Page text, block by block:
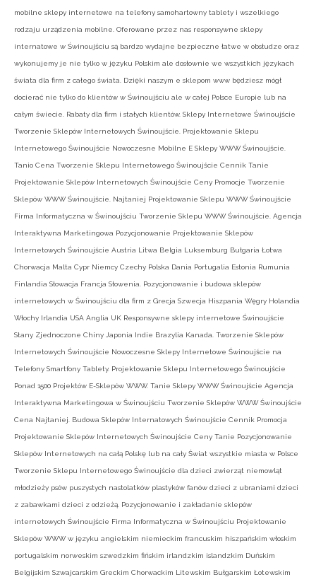
mobilne sklepy internetowe na telefony samohartowny tablety i wszelkiego
rodzaju urządzenia mobilne. Oferowane przez nas responsywne sklepy
internatowe w Świnoujściu są bardzo wydajne bezpieczne łatwe w obsłudze oraz
wykonujemy je nie tylko w języku Polskim ale dosłownie we wszystkich językach
świata dla firm z całego świata. Dzięki naszym e sklepom www będziesz mógł
docierać nie tylko do klientów w Świnoujściu ale w całej Polsce Europie lub na
całym świecie. Rabaty dla firm i stałych klientów. Sklepy Internetowe Świnoujście
Tworzenie Sklepów Internetowych Świnoujście. Projektowanie Sklepu
Internetowego Świnoujście Nowoczesne Mobilne E Sklepy WWW Świnoujście.
Tanio Cena Tworzenie Sklepu Internetowego Świnoujście Cennik Tanie
Projektowanie Sklepów Internetowych Świnoujście Ceny Promocje Tworzenie
Sklepów WWW Świnoujście. Najtaniej Projektowanie Sklepu WWW Świnoujście
Firma Informatyczna w Świnoujściu Tworzenie Sklepu WWW Świnoujście. Agencja
Interaktywna Marketingowa Pozycjonowanie Projektowanie Sklepów
Internetowych Świnoujście Austria Litwa Belgia Luksemburg Bułgaria Łotwa
Chorwacja Malta Cypr Niemcy Czechy Polska Dania Portugalia Estonia Rumunia
Finlandia Słowacja Francja Słowenia. Pozycjonowanie i budowa sklepów
internetowych w Świnoujściu dla firm z Grecja Szwecja Hiszpania Węgry Holandia
Włochy Irlandia USA Anglia UK Responsywne sklepy internetowe Świnoujście
Stany Zjednoczone Chiny Japonia Indie Brazylia Kanada. Tworzenie Sklepów
Internetowych Świnoujście Nowoczesne Sklepy Internetowe Świnoujście na
Telefony Smartfony Tablety. Projektowanie Sklepu Internetowego Świnoujście
Ponad 1500 Projektów E-Sklepów WWW. Tanie Sklepy WWW Świnoujście Agencja
Interaktywna Marketingowa w Świnoujściu Tworzenie Sklepów WWW Świnoujście
Cena Najtaniej. Budowa Sklepów Internatowych Świnoujście Cennik Promocja
Projektowanie Sklepów Internetowych Świnoujście Ceny Tanie Pozycjonowanie
Sklepów Internetowych na całą Polskę lub na cały Świat wszystkie miasta w Polsce
Tworzenie Sklepu Internetowego Świnoujście dla dzieci zwierząt niemowląt
młodzieży psów puszystych nastolatków plastyków fanów dzieci z ubraniami dzieci
z zabawkami dzieci z odzieżą. Pozycjonowanie i zakładanie sklepów
internetowych Świnoujście Firma Informatyczna w Świnoujściu Projektowanie
Sklepów WWW w języku angielskim niemieckim francuskim hiszpańskim włoskim
portugalskim norweskim szwedzkim fińskim irlandzkim islandzkim Duńskim
Belgijskim Szwajcarskim Greckim Chorwackim Litewskim Bułgarskim Łotewskim